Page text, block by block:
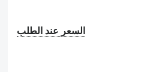
السعر عند الطلب